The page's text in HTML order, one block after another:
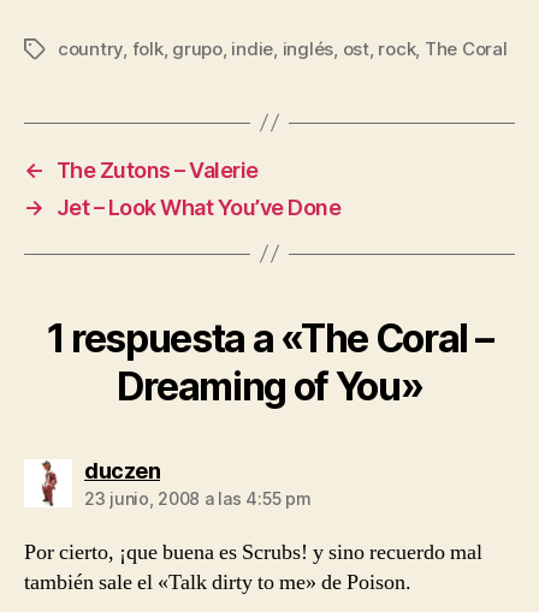
Etiquetas
country folk, grupo, indie inglés ost, rock, The Coral
←
The Zutons – Valerie
→
Jet – Look What You’ve Done
1 respuesta a «The Coral –
Dreaming of You»
duczendice:
23 junio, 2008 a las 4:55 pm
Por cierto, ¡que buena es Scrubs! y sino recuerdo mal
también sale el «Talk dirty to me» de Poison.